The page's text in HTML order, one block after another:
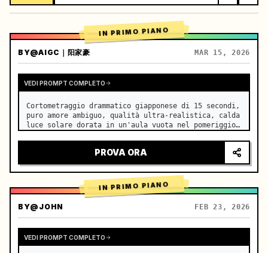
IN PRIMO PIANO
BY@AIGC｜阳家豪 MAR 15, 2026
VEDI PROMPT COMPLETO
Cortometraggio drammatico giapponese di 15 secondi,
puro amore ambiguo, qualità ultra-realistica, calda
luce solare dorata in un'aula vuota nel pomeriggio,
affiancati, sottili moti di polvere che fluttuano
PROVA ORA
IN PRIMO PIANO
BY@JOHN FEB 23, 2026
VEDI PROMPT COMPLETO